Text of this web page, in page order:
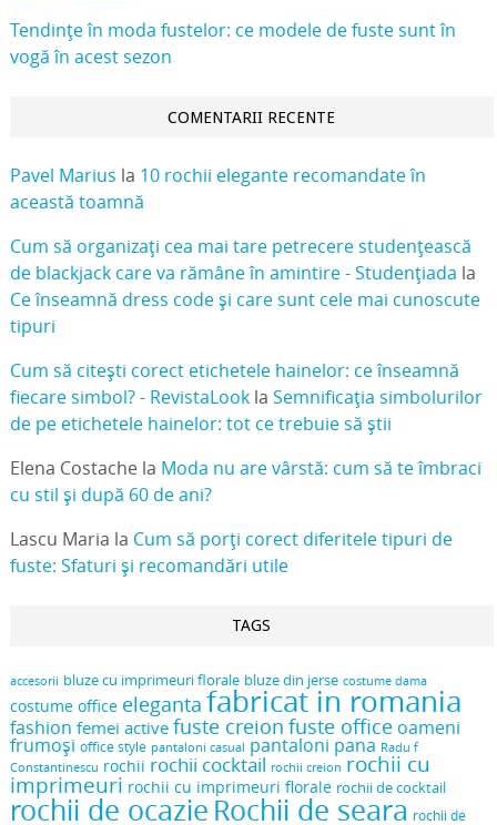
Tendințe în moda fustelor: ce modele de fuste sunt în
vogă în acest sezon
COMENTARII RECENTE
Pavel Marius la 10 rochii elegante recomandate în
această toamnă
Cum să organizați cea mai tare petrecere studențească
de blackjack care va rămâne în amintire - Studențiada la
Ce înseamnă dress code și care sunt cele mai cunoscute
tipuri
Cum să citești corect etichetele hainelor: ce înseamnă
fiecare simbol? - RevistaLookla Semnificația simbolurilor
de pe etichetele hainelor: tot ce trebuie să știi
Elena Costachela Moda nu are vârstă: cum să te îmbraci
cu stil și după 60 de ani?
Lascu Maria la Cum să porți corect diferitele tipuri de
fuste: Sfaturi și recomandări utile
TAGS
accesorii bluze cu imprimeuri florale bluze din jerse costume dama
costume office eleganta fabricat in romania
fashion femei active fuste creion fuste office oameni
frumoși office style pantaloni casual pantaloni pana Radu f
Constantinescu rochii rochii cocktail rochii creion rochii cu
imprimeuri rochii cu imprimeuri florale rochii de cocktail
rochii de ocazie Rochii de seara rochii de